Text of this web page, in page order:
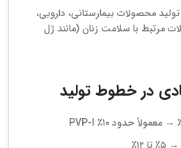
محصولات بیمارستانی، دارویی،
مرتبط با سلامت زنان (مانند ژل
در خطوط تولید